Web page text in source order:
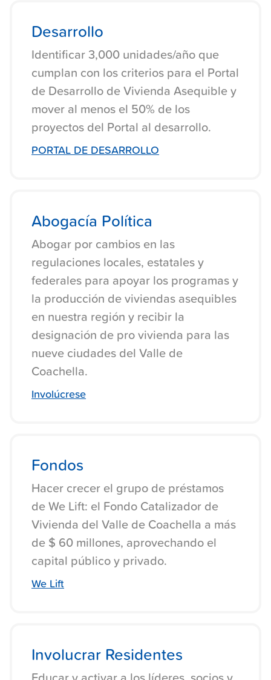
Desarrollo
Identificar 3,000 unidades/año que
cumplan con los criterios para el Portal
de Desarrollo de Vivienda Asequible y
mover al menos el 50% de los
proyectos del Portal al desarrollo.
PORTAL DE DESARROLLO
Abogacía Política
Abogar por cambios en las
regulaciones locales, estatales y
federales para apoyar los programas y
la producción de viviendas asequibles
en nuestra región y recibir la
designación de pro vivienda para las
nueve ciudades del Valle de
Coachella.
Involúcrese
Fondos
Hacer crecer el grupo de préstamos
de We Lift: el Fondo Catalizador de
Vivienda del Valle de Coachella a más
de $ 60 millones, aprovechando el
capital público y privado.
We Lift
Involucrar Residentes